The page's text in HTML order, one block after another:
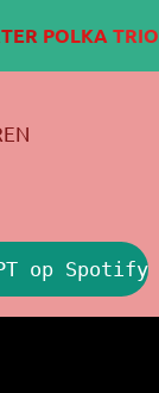
POLKA TRIO
op Spotify